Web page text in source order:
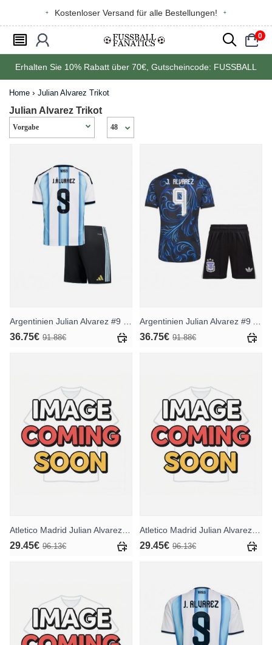
Kostenloser Versand für alle Bestellungen!
󰂩 󰃳 󰂨 0
󰃠
Erhalten Sie 10% Rabatt über 70€ , Gutscheincode: FUSSBALL
Home Julian Alvarez Trikot
Julian Alvarez Trikot
36.75€ 91.88€ 36.75€ 91.88€
29.45€ 96.13€ 29.45€ 96.13€